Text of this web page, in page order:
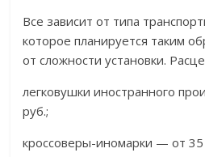
Все зависит от типа
которое планируется таким
от сложности установки.
легковушки иностранного
руб.;
кроссоверы-иномарки — от 35